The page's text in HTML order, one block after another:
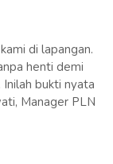
di lapangan.
henti demi
bukti nyata
Manager PLN